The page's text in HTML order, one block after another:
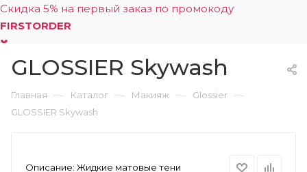
Скидка 5% на первый заказ по промокоду
FIRSTORDER
0
GLOSSIER Skywash
Главная — Каталог — Макияж — Glossier —
GLOSSIER Skywash
Описание: Жидкие матовые тени